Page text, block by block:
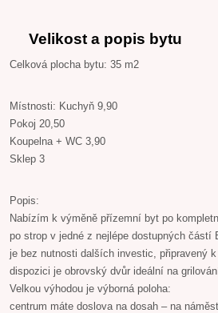
Velikost a popis bytu
Celková plocha bytu: 35 m2
Místnosti: Kuchyň 9,90
Pokoj 20,50
Koupelna + WC 3,90
Sklep 3
Popis:
Nabízím k výměně přízemní byt po
po strop v jedné z nejlépe dostupných částí
je bez nutnosti dalších investic, připravený
dispozici je obrovský dvůr ideální na
Velkou výhodou je výborná poloha:
centrum máte doslova na dosah – na